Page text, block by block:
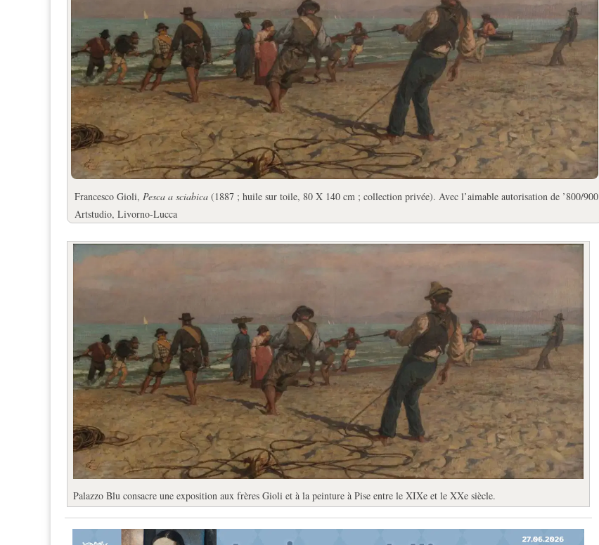
Francesco Gioli, Pesca a sciabica (1887 ; huile sur toile, 80 X 140 cm ; collection privée). Avec l’aimable autorisation de ’800/900
Artstudio, Livorno-Lucca
Palazzo Blu consacre une exposition aux frères Gioli et à la peinture à Pise entre le XIXe et le XXe siècle.